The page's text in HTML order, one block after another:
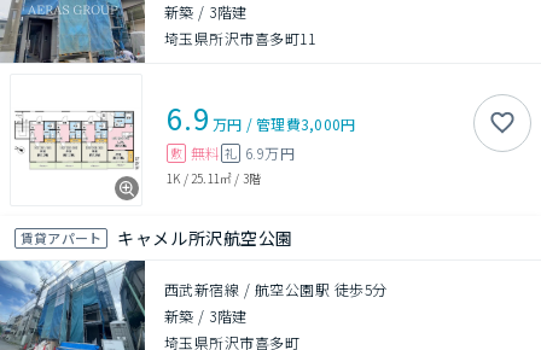
新築 / 3階建
埼玉県所沢市喜多町11
6.9 万円 /管理費3,000円
敷 無料 礼 6.9万円
1K / 25.11㎡ / 3階
賃貸アパート キャメル所沢航空公園
西武新宿線 / 航空公園駅 徒歩5分
新築 / 3階建
埼玉県所沢市喜多町